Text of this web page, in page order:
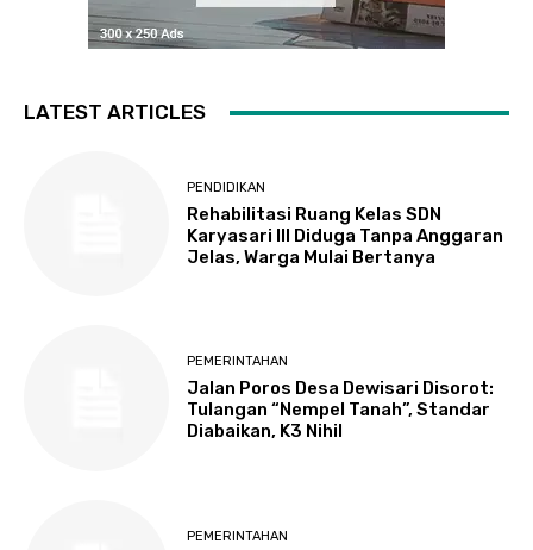
LATEST ARTICLES
PENDIDIKAN
Rehabilitasi Ruang Kelas SDN
Karyasari III Diduga Tanpa Anggaran
Jelas, Warga Mulai Bertanya
PEMERINTAHAN
Jalan Poros Desa Dewisari Disorot:
Tulangan “Nempel Tanah”, Standar
Diabaikan, K3 Nihil
PEMERINTAHAN